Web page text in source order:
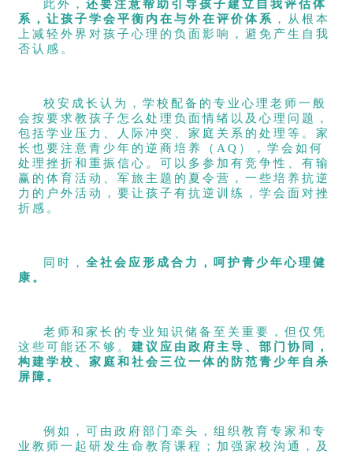
此外， 还要注意帮助引导孩子建立自我评估体
系，让孩子学会平衡内在与外在评价体系 ，从根本
上减轻外界对孩子心理的负面影响，避免产生自我
否认感。
校安成长认为，学校配备的专业心理老师一般
会按要求教孩子怎么处理负面情绪以及心理问题，
包括学业压力、人际冲突、家庭关系的处理等。家
长也要注意青少年的逆商培养（AQ），学会如何
处理挫折和重振信心。可以多参加有竞争性、有输
赢的体育活动、军旅主题的夏令营，一些培养抗逆
力的户外活动，要让孩子有抗逆训练，学会面对挫
折感。
同时， 全社会应形成合力，呵护青少年心理健
康。
老师和家长的专业知识储备至关重要，但仅凭
这些可能还不够。 建议应由政府主导、部门协同，
构建学校、家庭和社会三位一体的防范青少年自杀
屏障。
例如，可由政府部门牵头，组织教育专家和专
业教师一起研发生命教育课程；加强家校沟通，及